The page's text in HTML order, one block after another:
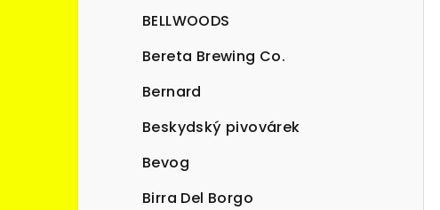
BELLWOODS
Bereta Brewing Co.
Bernard
Beskydský pivovárek
Bevog
Birra Del Borgo